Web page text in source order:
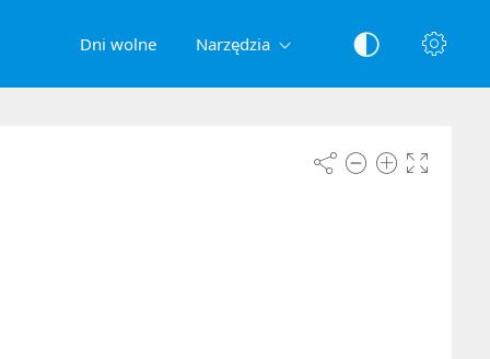
Dni wolne Narzędzia